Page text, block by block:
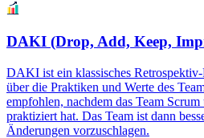
DAKI (Drop, Add, Keep,
DAKI ist ein klassisches
über die Praktiken und Werte des
empfohlen, nachdem das Team
praktiziert hat. Das Team ist dann
Änderungen vorzuschlagen.